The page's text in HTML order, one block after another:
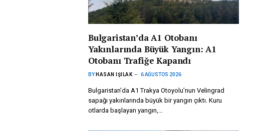
Bulgaristan’da A1 Otobanı
Yakınlarında Büyük Yangın: A1
Otobanı Trafiğe Kapandı
BY HASAN IŞILAK 6 AĞUSTOS 2026
Bulgaristan’da A1 Trakya Otoyolu’nun Velingrad
sapağı yakınlarında büyük bir yangın çıktı. Kuru
otlarda başlayan yangın,…